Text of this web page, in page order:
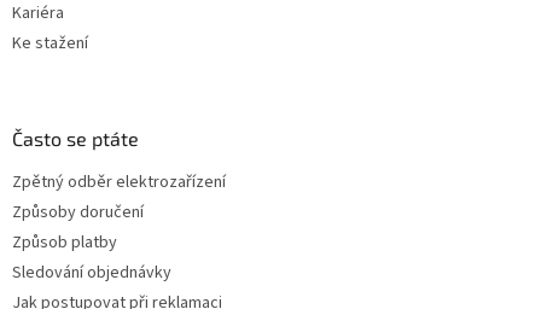
Kariéra
Ke stažení
Často se ptáte
Zpětný odběr elektrozařízení
Způsoby doručení
Způsob platby
Sledování objednávky
Jak postupovat při reklamaci